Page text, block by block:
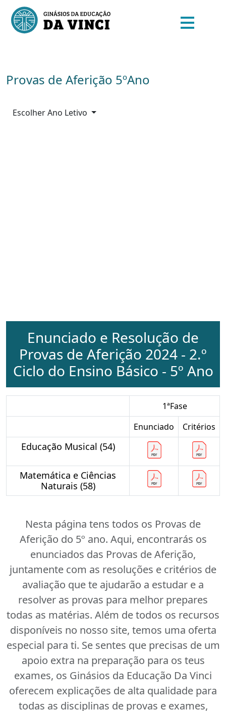
Provas de Aferição 5ºAno
Escolher Ano Letivo
Enunciado e Resolução de
Provas de Aferição 2024 - 2.º
Ciclo do Ensino Básico - 5º Ano
1ªFase
Enunciado
Critérios
Educação Musical (54)
Matemática e Ciências
Naturais (58)
Nesta página tens todos os Provas de
Aferição do 5º ano. Aqui, encontrarás os
enunciados das Provas de Aferição,
juntamente com as resoluções e critérios de
avaliação que te ajudarão a estudar e a
resolver as provas para melhor prepares
todas as matérias. Além de todos os recursos
disponíveis no nosso site, temos uma oferta
especial para ti. Se sentes que precisas de um
apoio extra na preparação para os teus
exames, os Ginásios da Educação Da Vinci
oferecem explicações de alta qualidade para
todas as disciplinas de provas e exames,